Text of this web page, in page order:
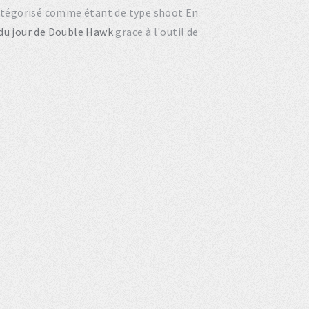
comme étant de type shoot En
jour de Double Hawkgrace à l'outil de